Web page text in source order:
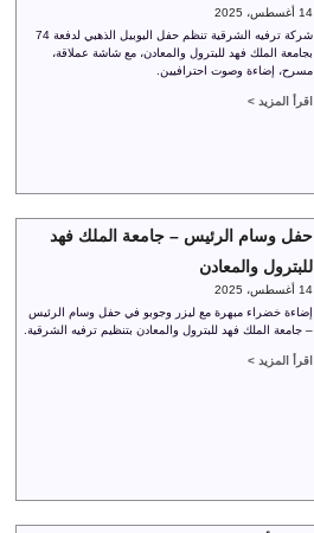
14 أغسطس، 2025
شركة ترفيه الشرقية تنظم حفل اليوبيل الذهبي لدفعة 74
بجامعة الملك فهد للبترول والمعادن، مع شاشة عملاقة،
مسرح، إضاءة وصوت احترافيين.
اقرأ المزيد >
حفل وسام الرئيس – جامعة الملك فهد
للبترول والمعادن
14 أغسطس، 2025
إضاءة خضراء مبهرة مع ليزر وجوبو في حفل وسام الرئيس
– جامعة الملك فهد للبترول والمعادن بتنظيم ترفيه الشرقية.
اقرأ المزيد >